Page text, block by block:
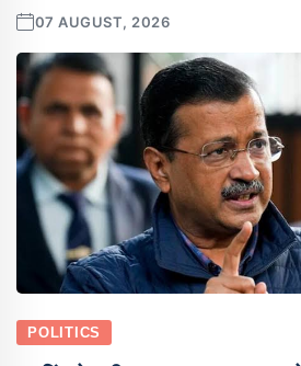
07 AUGUST, 2026
POLITICS